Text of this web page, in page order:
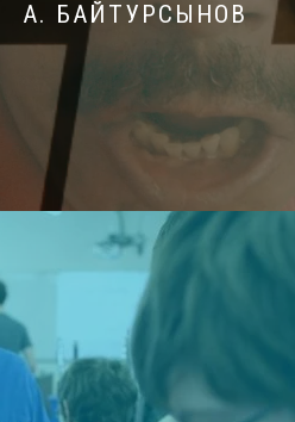
А. БАЙТУРСЫНОВ